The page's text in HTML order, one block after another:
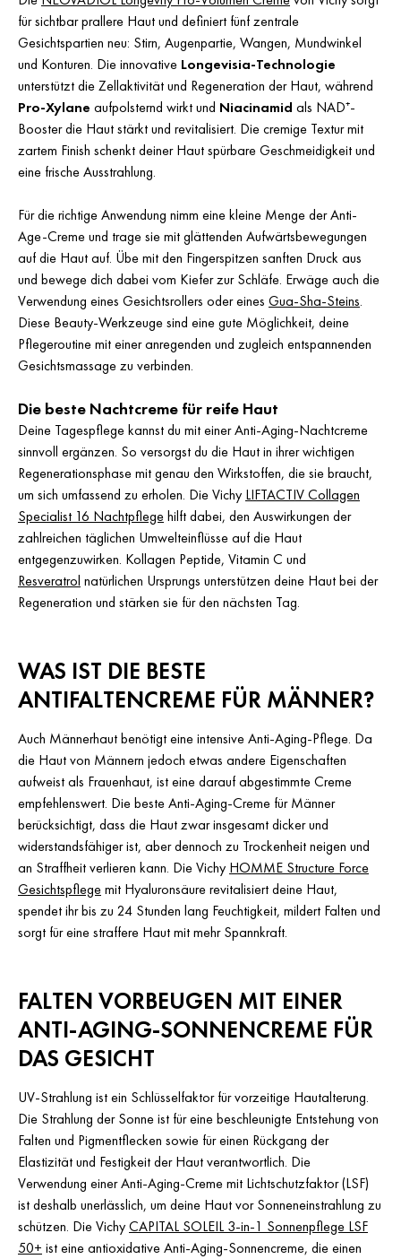
für sichtbar prallere Haut und definiert fünf zentrale
Gesichtspartien neu: Stirn, Augenpartie, Wangen, Mundwinkel
und Konturen. Die innovative Longevisia-Technologie
unterstützt die Zellaktivität und Regeneration der Haut, während
Pro-Xylane aufpolsternd wirkt und Niacinamid als NAD⁺-
Booster die Haut stärkt und revitalisiert. Die cremige Textur mit
zartem Finish schenkt deiner Haut spürbare Geschmeidigkeit und
eine frische Ausstrahlung.
Für die richtige Anwendung nimm eine kleine Menge der Anti-
Age-Creme und trage sie mit glättenden Aufwärtsbewegungen
auf die Haut auf. Übe mit den Fingerspitzen sanften Druck aus
und bewege dich dabei vom Kiefer zur Schläfe. Erwäge auch die
Verwendung eines Gesichtsrollers oder eines Gua-Sha-Steins.
Diese Beauty-Werkzeuge sind eine gute Möglichkeit, deine
Pflegeroutine mit einer anregenden und zugleich entspannenden
Gesichtsmassage zu verbinden.
Die beste Nachtcreme für reife Haut
Deine Tagespflege kannst du mit einer Anti-Aging-Nachtcreme
sinnvoll ergänzen. So versorgst du die Haut in ihrer wichtigen
Regenerationsphase mit genau den Wirkstoffen, die sie braucht,
um sich umfassend zu erholen. Die Vichy LIFTACTIV Collagen
Specialist 16 Nachtpflegehilft dabei, den Auswirkungen der
zahlreichen täglichen Umwelteinflüsse auf die Haut
entgegenzuwirken. Kollagen Peptide, Vitamin C und
Resveratrol natürlichen Ursprungs unterstützen deine Haut bei der
Regeneration und stärken sie für den nächsten Tag.
WAS IST DIE BESTE
ANTIFALTENCREME FÜR MÄNNER?
Auch Männerhaut benötigt eine intensive Anti-Aging-Pflege. Da
die Haut von Männern jedoch etwas andere Eigenschaften
aufweist als Frauenhaut, ist eine darauf abgestimmte Creme
empfehlenswert. Die beste Anti-Aging-Creme für Männer
berücksichtigt, dass die Haut zwar insgesamt dicker und
widerstandsfähiger ist, aber dennoch zu Trockenheit neigen und
an Straffheit verlieren kann. Die Vichy HOMME Structure Force
Gesichtspflegemit Hyaluronsäure revitalisiert deine Haut,
spendet ihr bis zu 24 Stunden lang Feuchtigkeit, mildert Falten und
sorgt für eine straffere Haut mit mehr Spannkraft.
FALTEN VORBEUGEN MIT EINER
ANTI-AGING-SONNENCREME FÜR
DAS GESICHT
UV-Strahlung ist ein Schlüsselfaktor für vorzeitige Hautalterung.
Die Strahlung der Sonne ist für eine beschleunigte Entstehung von
Falten und Pigmentflecken sowie für einen Rückgang der
Elastizität und Festigkeit der Haut verantwortlich. Die
Verwendung einer Anti-Aging-Creme mit Lichtschutzfaktor (LSF)
ist deshalb unerlässlich, um deine Haut vor Sonneneinstrahlung zu
schützen. Die VichyCAPITAL SOLEIL 3-in-1 Sonnenpflege LSF
50+ ist eine antioxidative Anti-Aging-Sonnencreme, die einen